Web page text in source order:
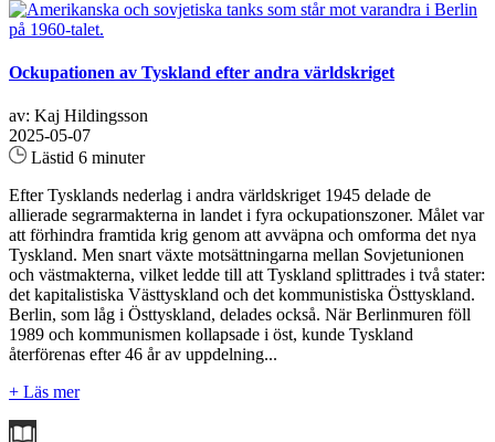
Ockupationen av Tyskland efter andra världskriget
av: Kaj Hildingsson
2025-05-07
Lästid 6 minuter
Efter Tysklands nederlag i andra världskriget 1945 delade de
allierade segrarmakterna in landet i fyra ockupationszoner. Målet var
att förhindra framtida krig genom att avväpna och omforma det nya
Tyskland. Men snart växte motsättningarna mellan Sovjetunionen
och västmakterna, vilket ledde till att Tyskland splittrades i två stater:
det kapitalistiska Västtyskland och det kommunistiska Östtyskland.
Berlin, som låg i Östtyskland, delades också. När Berlinmuren föll
1989 och kommunismen kollapsade i öst, kunde Tyskland
återförenas efter 46 år av uppdelning...
+ Läs mer